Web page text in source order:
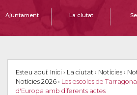
Ajuntament La ciutat
Esteu aquí: Inici › La ciutat › Notícies ›
Notícies 2026 › Les escoles de
d'Europa amb diferents actes